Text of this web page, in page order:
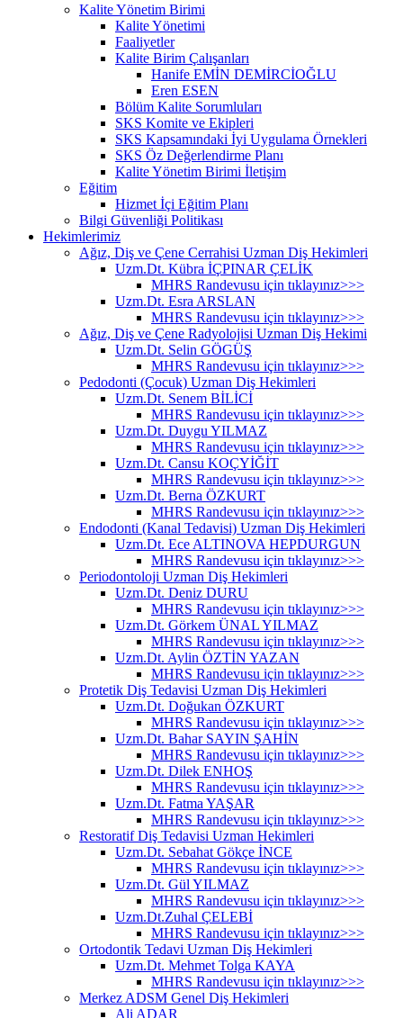
Kalite Yönetim Birimi
Kalite Yönetimi
Faaliyetler
Kalite Birim Çalışanları
Hanife EMİN DEMİRCİOĞLU
Eren ESEN
Bölüm Kalite Sorumluları
SKS Komite ve Ekipleri
SKS Kapsamındaki İyi Uygulama Örnekleri
SKS Öz Değerlendirme Planı
Kalite Yönetim Birimi İletişim
Eğitim
Hizmet İçi Eğitim Planı
Bilgi Güvenliği Politikası
Hekimlerimiz
Ağız, Diş ve Çene Cerrahisi Uzman Diş Hekimleri
Uzm.Dt. Kübra İÇPINAR ÇELİK
MHRS Randevusu için tıklayınız>>>
Uzm.Dt. Esra ARSLAN
MHRS Randevusu için tıklayınız>>>
Ağız, Diş ve Çene Radyolojisi Uzman Diş Hekimi
Uzm.Dt. Selin GÖGÜŞ
MHRS Randevusu için tıklayınız>>>
Pedodonti (Çocuk) Uzman Diş Hekimleri
Uzm.Dt. Senem BİLİCİ
MHRS Randevusu için tıklayınız>>>
Uzm.Dt. Duygu YILMAZ
MHRS Randevusu için tıklayınız>>>
Uzm.Dt. Cansu KOÇYİĞİT
MHRS Randevusu için tıklayınız>>>
Uzm.Dt. Berna ÖZKURT
MHRS Randevusu için tıklayınız>>>
Endodonti (Kanal Tedavisi) Uzman Diş Hekimleri
Uzm.Dt. Ece ALTINOVA HEPDURGUN
MHRS Randevusu için tıklayınız>>>
Periodontoloji Uzman Diş Hekimleri
Uzm.Dt. Deniz DURU
MHRS Randevusu için tıklayınız>>>
Uzm.Dt. Görkem ÜNAL YILMAZ
MHRS Randevusu için tıklayınız>>>
Uzm.Dt. Aylin ÖZTİN YAZAN
MHRS Randevusu için tıklayınız>>>
Protetik Diş Tedavisi Uzman Diş Hekimleri
Uzm.Dt. Doğukan ÖZKURT
MHRS Randevusu için tıklayınız>>>
Uzm.Dt. Bahar SAYIN ŞAHİN
MHRS Randevusu için tıklayınız>>>
Uzm.Dt. Dilek ENHOŞ
MHRS Randevusu için tıklayınız>>>
Uzm.Dt. Fatma YAŞAR
MHRS Randevusu için tıklayınız>>>
Restoratif Diş Tedavisi Uzman Hekimleri
Uzm.Dt. Sebahat Gökçe İNCE
MHRS Randevusu için tıklayınız>>>
Uzm.Dt. Gül YILMAZ
MHRS Randevusu için tıklayınız>>>
Uzm.Dt.Zuhal ÇELEBİ
MHRS Randevusu için tıklayınız>>>
Ortodontik Tedavi Uzman Diş Hekimleri
Uzm.Dt. Mehmet Tolga KAYA
MHRS Randevusu için tıklayınız>>>
Merkez ADSM Genel Diş Hekimleri
Ali ADAR